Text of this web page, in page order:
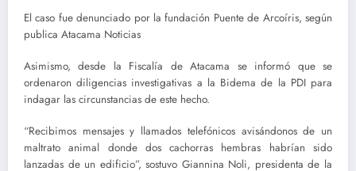
El caso fue denunciado por la fundación Puente de Arcoíris, según
publica Atacama Noticias
Asimismo, desde la Fiscalía de Atacama se informó que se
ordenaron diligencias investigativas a la Bidema de la PDI para
indagar las circunstancias de este hecho.
“Recibimos mensajes y llamados telefónicos avisándonos de un
maltrato animal donde dos cachorras hembras habrían sido
lanzadas de un edificio”, sostuvo Giannina Noli, presidenta de la